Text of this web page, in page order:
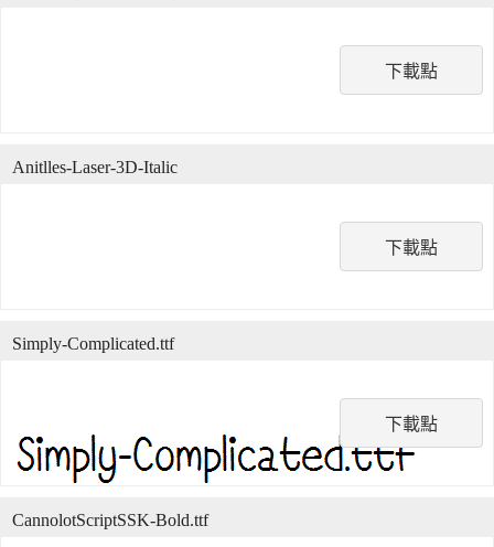
下載點
下載點
Anitlles-Laser-3D-Italic
下載點
Simply-Complicated.ttf
CannolotScriptSSK-Bold.ttf